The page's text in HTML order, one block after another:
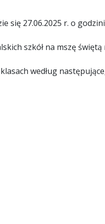
27.06.2025 r. o
szkół na mszę
według